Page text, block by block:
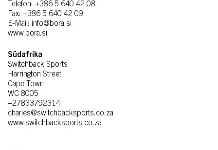
Telefon: +386 5 640 42 08
Fax: +386 5 640 42 09
E-Mail: info@bora.si
www.bora.si
Südafrika
Switchback Sports
Harrington Street
Cape Town
WC 8005
+27833792314
charles@switchbacksports.co.za
www.switchbacksports.co.za